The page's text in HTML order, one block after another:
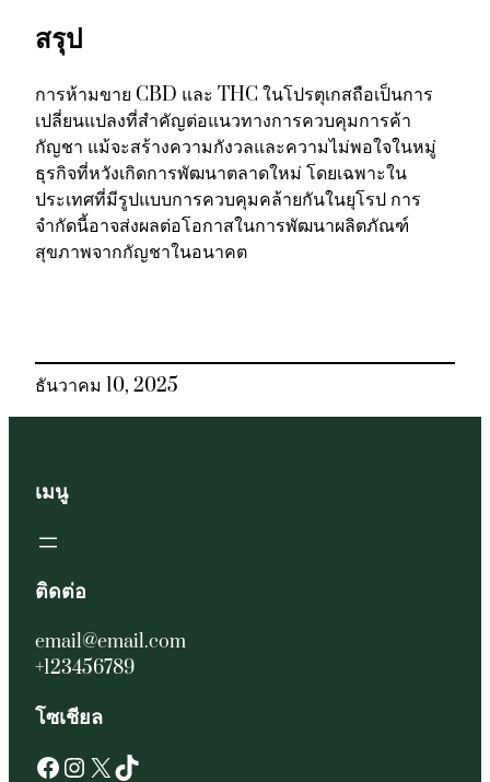
สรุป
การห้ามขาย CBD และ THC ในโปรตุเกสถือเป็นการ
เปลี่ยนแปลงที่สำคัญต่อแนวทางการควบคุมการค้า
กัญชา แม้จะสร้างความกังวลและความไม่พอใจในหมู่
ธุรกิจที่หวังเกิดการพัฒนาตลาดใหม่ โดยเฉพาะใน
ประเทศที่มีรูปแบบการควบคุมคล้ายกันในยุโรป การ
จำกัดนี้อาจส่งผลต่อโอกาสในการพัฒนาผลิตภัณฑ์
สุขภาพจากกัญชาในอนาคต
ธันวาคม 10, 2025
เมนู
ติดต่อ
email@email.com
+123456789
โซเชียล
Facebook InstagramX TikTok